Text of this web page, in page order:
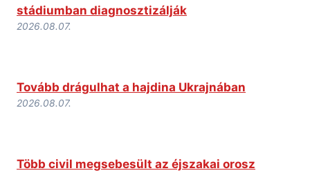
stádiumban diagnosztizálják
2026.08.07.
Tovább drágulhat a hajdina Ukrajnában
2026.08.07.
Több civil megsebesült az éjszakai orosz